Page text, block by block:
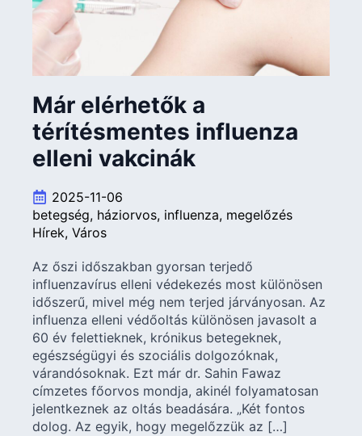
Már elérhetők a
térítésmentes influenza
elleni vakcinák
2025-11-06
betegség háziorvos influenza megelőzés
Hírek Város
Az őszi időszakban gyorsan terjedő
influenzavírus elleni védekezés most különösen
időszerű, mivel még nem terjed járványosan. Az
influenza elleni védőoltás különösen javasolt a
60 év felettieknek, krónikus betegeknek,
egészségügyi és szociális dolgozóknak,
várandósoknak. Ezt már dr. Sahin Fawaz
címzetes főorvos mondja, akinél folyamatosan
jelentkeznek az oltás beadására. „Két fontos
dolog. Az egyik, hogy megelőzzük az […]